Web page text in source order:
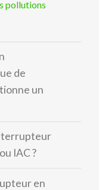
pollutions
de
un
IAC ?
en